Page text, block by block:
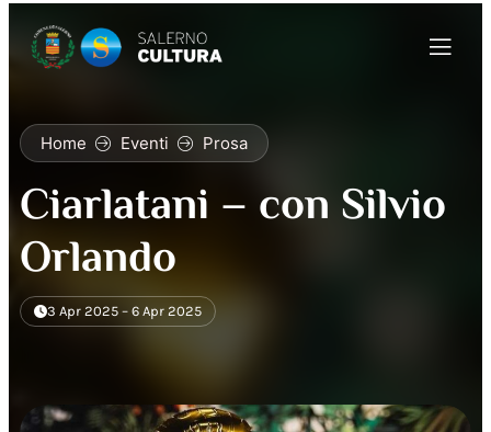
Home Eventi Prosa
Ciarlatani – con Silvio
Orlando
3 Apr 2025 – 6 Apr 2025